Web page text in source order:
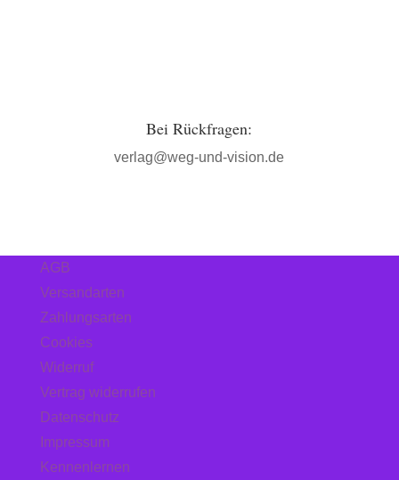
Bei Rückfragen:
verlag@weg-und-vision.de
AGB
Versandarten
Zahlungsarten
Cookies
Widerruf
Vertrag widerrufen
Datenschutz
Impressum
Kennenlernen